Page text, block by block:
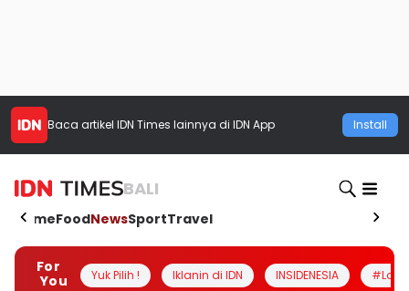
Baca artikel IDN Times lainnya di IDN App Install
BALI
HomeFoodNewsSportTravel
For
You
Yuk Pilih ! Iklanin di IDN INSIDENESIA